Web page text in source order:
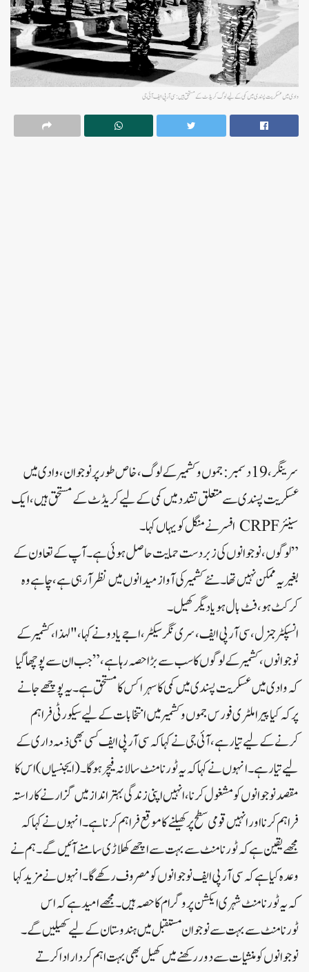
وادی میں عسکریت پسندی میں کمی کے لیے لوگ کریڈٹ کے مستحق ہیں: سی آر پی ایف آئی جی
سرینگر، 19 دسمبر: جموں و کشمیر کے لوگ، خاص طور پر نوجوان، وادی میں
عسکریت پسندی سے متعلق تشدد میں کمی کے لیے کریڈٹ کے مستحق ہیں، ایک
سینئر CRPF افسر نے منگل کو یہاں کہا۔
”لوگوں، نوجوانوں کی زبردست حمایت حاصل ہوئی ہے۔ آپ کے تعاون کے
بغیر یہ ممکن نہیں تھا۔ نئے کشمیر کی آواز میدانوں میں نظر آ رہی ہے، چاہے وہ
کرکٹ ہو، فٹ بال ہو یا دیگر کھیل۔
انسپکٹر جنرل، سی آر پی ایف، سری نگر سیکٹر، اجے یادو نے کہا، "لہذا، کشمیر کے
نوجوانوں، کشمیر کے لوگوں کا سب سے بڑا حصہ رہا ہے،” جب ان سے پوچھا گیا
کہ وادی میں عسکریت پسندی میں کمی کا سہرا کس کا مستحق ہے۔ یہ پوچھے جانے
پر کہ کیا پیرا ملٹری فورس جموں و کشمیر میں انتخابات کے لیے سیکورٹی فراہم
کرنے کے لیے تیار ہے، آئی جی نے کہا کہ سی آر پی ایف کسی بھی ذمہ داری کے
لیے تیار ہے۔ انہوں نے کہا کہ یہ ٹورنامنٹ سالانہ فیچر ہوگا۔ (ایجنسیاں) اس کا
مقصد نوجوانوں کو مشغول کرنا، انہیں اپنی زندگی بہتر انداز میں گزارنے کا راستہ
فراہم کرنا اور انہیں قومی سطح پر کھیلنے کا موقع فراہم کرنا ہے۔ انہوں نے کہا کہ
مجھے یقین ہے کہ ٹورنامنٹ سے بہت سے اچھے کھلاڑی سامنے آئیں گے۔ ہم نے
وعدہ کیا ہے کہ سی آر پی ایف نوجوانوں کو مصروف رکھے گا۔ انہوں نے مزید کہا
کہ یہ ٹورنامنٹ شہری ایکشن پروگرام کا حصہ ہیں۔ مجھے امید ہے کہ اس
ٹورنامنٹ سے بہت سے نوجوان مستقبل میں ہندوستان کے لیے کھیلیں گے۔
نوجوانوں کو منشیات سے دور رکھنے میں کھیل بھی بہت اہم کردار ادا کرتے